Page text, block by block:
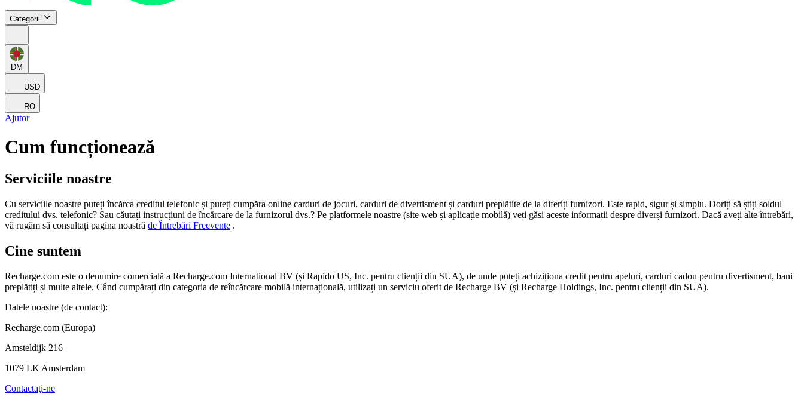
Categorii
DM
USD
RO
Ajutor
Cum funcționează
Serviciile noastre
Cu serviciile noastre puteți încărca creditul telefonic și puteți cumpăra online carduri de jocuri, carduri de divertisment și carduri preplătite de la diferiți furnizori. Este rapid, sigur și simplu. Doriți să știți soldul
creditului dvs. telefonic? Sau căutați instrucțiuni de încărcare de la furnizorul dvs.? Pe platformele noastre (site web și aplicație mobilă) veți găsi aceste informații despre diverși furnizori. Dacă aveți alte întrebări,
vă rugăm să consultați pagina noastră de Întrebări Frecvente .
Cine suntem
Recharge.com este o denumire comercială a Recharge.com International BV (și Rapido US, Inc. pentru clienții din SUA), de unde puteți achiziționa credit pentru apeluri, carduri cadou pentru divertisment, bani
preplătiți și multe altele. Când cumpărați din categoria de reîncărcare mobilă internațională, utilizați un serviciu oferit de Recharge BV (și Recharge Holdings, Inc. pentru clienții din SUA).
Datele noastre (de contact):
Recharge.com (Europa)
Amsteldijk 216
1079 LK Amsterdam
Contactaţi-ne